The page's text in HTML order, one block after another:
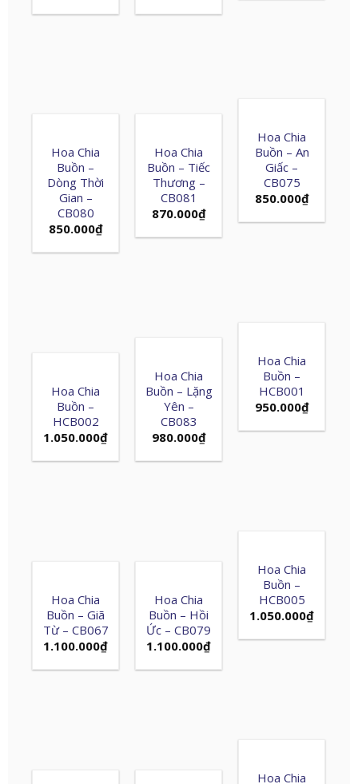
Hoa Chia
Buồn – An
Giấc –
CB075
850.000₫
Hoa Chia
Buồn –
Dòng Thời
Gian –
CB080
850.000₫
Hoa Chia
Buồn – Tiếc
Thương –
CB081
870.000₫
Hoa Chia
Buồn –
HCB001
950.000₫
Hoa Chia
Buồn – Lặng
Yên –
CB083
980.000₫
Hoa Chia
Buồn –
HCB002
1.050.000₫
Hoa Chia
Buồn –
HCB005
1.050.000₫
Hoa Chia
Buồn – Giã
Từ – CB067
1.100.000₫
Hoa Chia
Buồn – Hồi
Ức – CB079
1.100.000₫
Hoa Chia